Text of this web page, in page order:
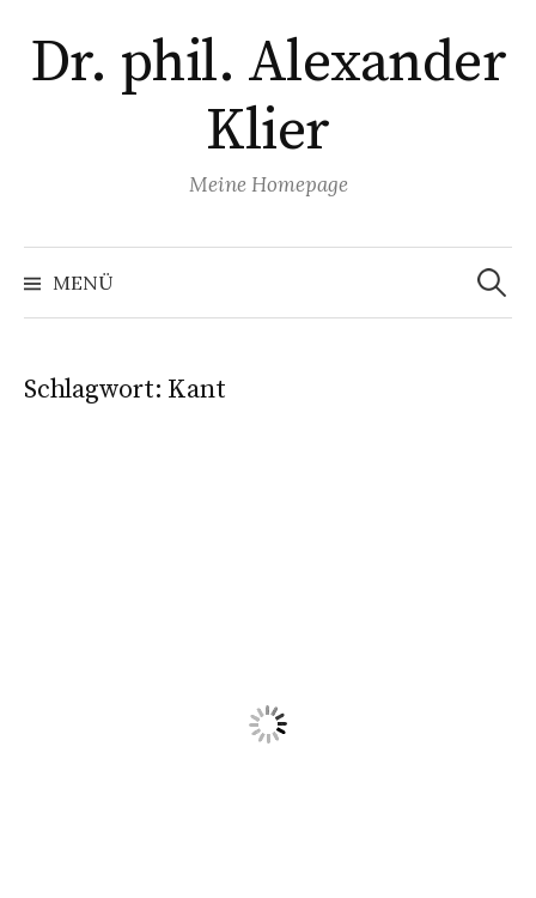
Inhalt
überspringen
Dr. phil. Alexander
Klier
Meine Homepage
MENÜ
Suchen
nach:
Schlagwort: Kant